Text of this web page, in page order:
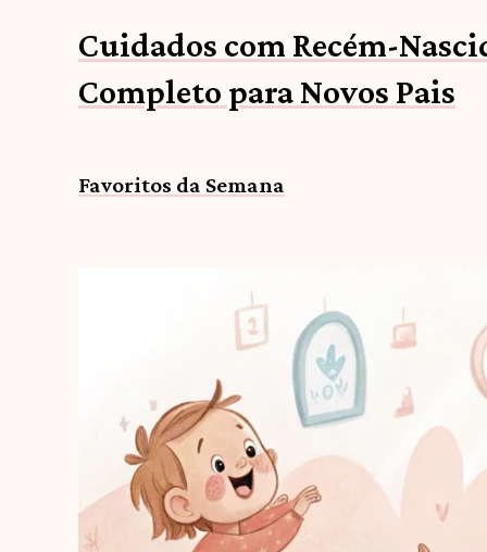
Cuidados com Recém-
Completo para Novos Pais
Favoritos da Semana